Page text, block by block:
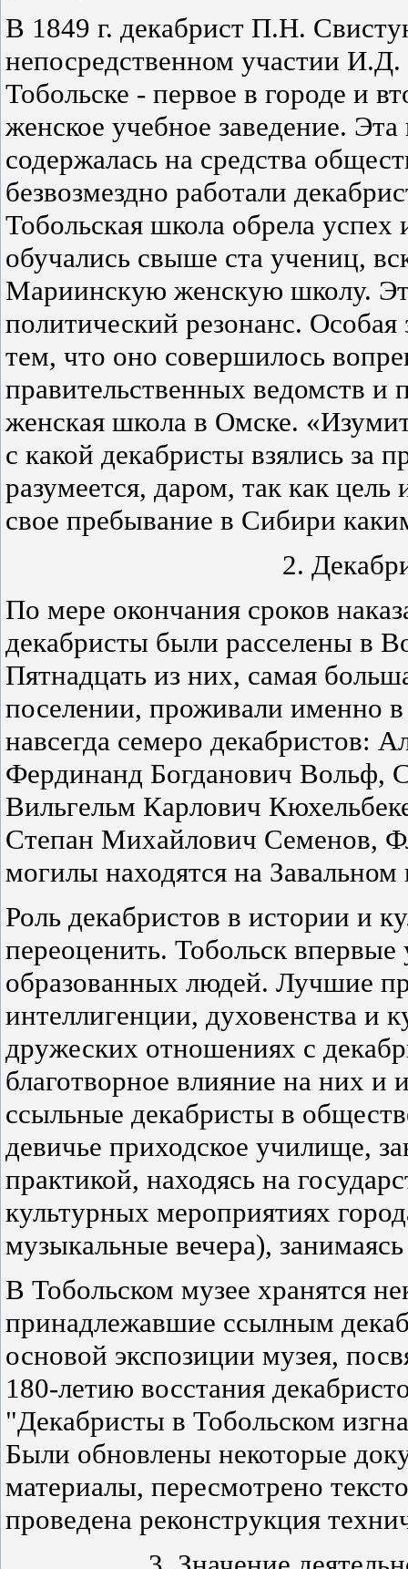
В 1849 г. декабрист П.Н.
непосредственном участии
Тобольске - первое в городе и
женское учебное заведение.
содержалась на средства
безвозмездно работали
Тобольская школа обрела успех
обучались свыше ста учениц,
Мариинскую женскую школу.
политический резонанс. Особая
тем, что оно совершилось
правительственных ведомств
женская школа в Омске.
с какой декабристы взялись за
разумеется, даром, так как
свое пребывание в Сибири
2.
По мере окончания сроков
декабристы были расселены в
Пятнадцать из них, самая
поселении, проживали именно в
навсегда семеро декабристов:
Фердинанд Богданович Вольф,
Вильгельм Карлович
Степан Михайлович Семенов,
могилы находятся на
Роль декабристов в истории и
переоценить. Тобольск впервые
образованных людей. Лучшие
интеллигенции, духовенства и
дружеских отношениях с
благотворное влияние на них
ссыльные декабристы в
девичье приходское училище,
практикой, находясь на
культурных мероприятиях
музыкальные вечера),
В Тобольском музее хранятся
принадлежавшие ссылным
основой экспозиции музея,
180-летию восстания
"Декабристы в Тобольском
Были обновлены некоторые
материалы, пересмотрено
проведена реконструкция